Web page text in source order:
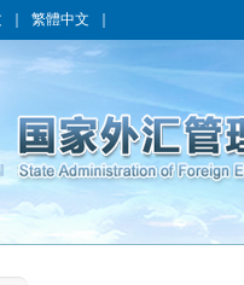
繁體中文